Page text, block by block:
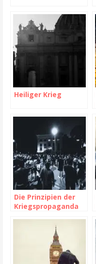
Heiliger Krieg
Die Prinzipien der
Kriegspropaganda